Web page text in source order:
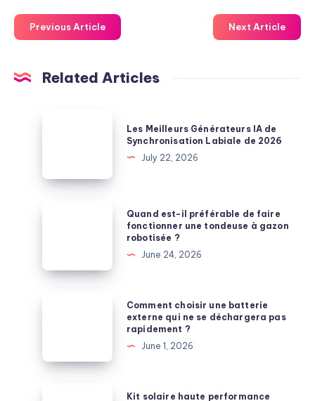
Previous Article Next Article
Related Articles
de
Les Meilleurs Générateurs IA de
Synchronisation Labiale de 2026
July 22, 2026
de
à
Quand est-il préférable de faire
fonctionner une tondeuse à gazon
robotisée ?
June 24, 2026
externe
Comment choisir une batterie
externe qui ne se déchargera pas
rapidement ?
June 1, 2026
Kit solaire haute performance